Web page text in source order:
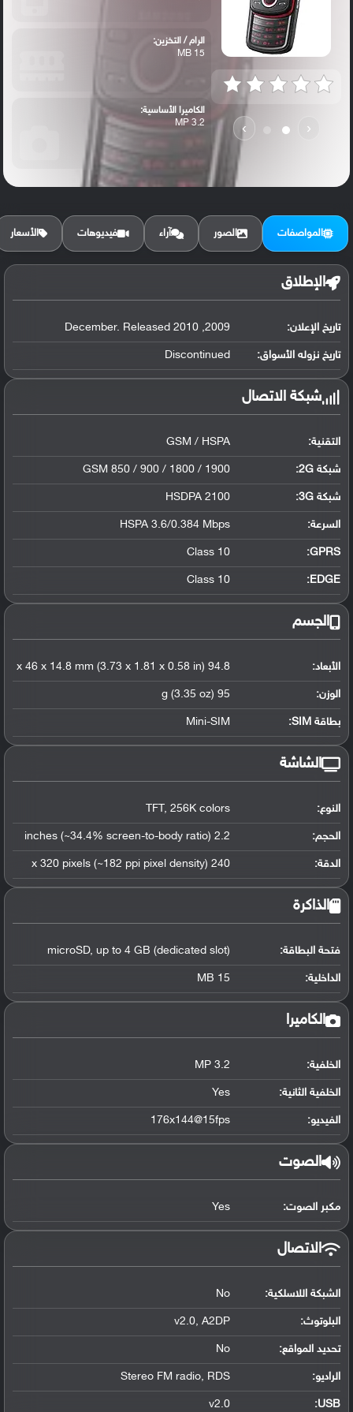
‹
›
الرام / التخزين:
15 MB
الكاميرا الأساسية:
3.2 MP
المواصفات الصور آراء فيديوهات الأسعار
الإطلاق
تاريخ الإعلان: 2009, December. Released 2010
تاريخ نزوله الأسواق: Discontinued
شبكة الاتصال
التقنية: GSM / HSPA
شبكة 2G: GSM 850 / 900 / 1800 / 1900
شبكة 3G :
HSDPA 2100
السرعة: HSPA 3.6/0.384 Mbps
GPRS:
Class 10
EDGE:
Class 10
الجسم
الأبعاد: 94.8 x 46 x 14.8 mm (3.73 x 1.81 x 0.58 in)
الوزن: 95 g (3.35 oz)
بطاقة SIM: Mini-SIM
الشاشة
النوع: TFT, 256K colors
الحجم: 2.2 inches (~34.4% screen-to-body ratio)
الدقة: 240 x 320 pixels (~182 ppi pixel density)
الذاكرة
فتحة البطاقة: microSD, up to 4 GB (dedicated slot)
الداخلية: 15 MB
الكاميرا
الخلفية: 3.2 MP
الخلفية الثانية: Yes
الفيديو: 176x144@15fps
الصوت
مكبر الصوت: Yes
الاتصال
الشبكة اللاسلكية: No
البلوتوث:
v2.0, A2DP
تحديد المواقع:
No
الراديو: Stereo FM radio, RDS
USB
:
v2.0